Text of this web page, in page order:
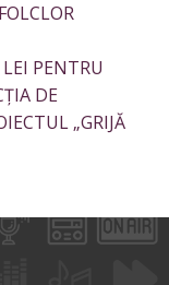
PENTRU
DE
„GRIJĂ